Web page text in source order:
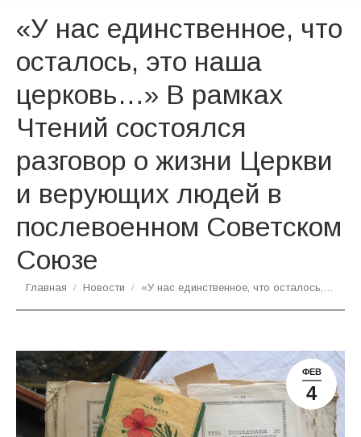
«У нас единственное, что
осталось, это наша
церковь…» В рамках
Чтений состоялся
разговор о жизни Церкви
и верующих людей в
послевоенном Советском
Союзе
Вы здесь:
Главная Новости «У нас единственное, что осталось,…
ФЕВ
4